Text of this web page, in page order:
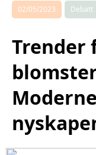
02/05/2023 Debatt
Trender